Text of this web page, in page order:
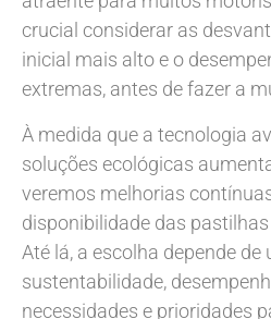
crucial considerar as
inicial mais alto e o
extremas, antes de fazer a
À medida que a tecnologia
soluções ecológicas
veremos melhorias
disponibilidade das
Até lá, a escolha depende
sustentabilidade,
necessidades e prioridades